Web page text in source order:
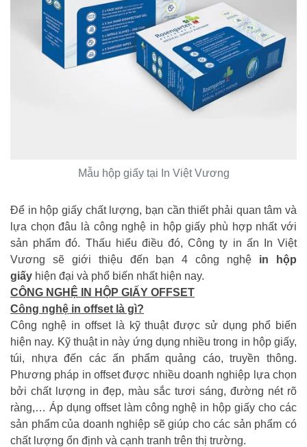
Mẫu hộp giấy tại In Việt Vương
Để in hộp giấy chất lượng, bạn cần thiết phải quan tâm và
lựa chọn đâu là công nghệ in hộp giấy phù hợp nhất với
sản phẩm đó. Thấu hiểu điều đó, Công ty in ấn In Việt
Vương sẽ giới thiệu đến bạn 4 công nghệ in hộp
giấy hiện đại và phổ biến nhất hiện nay.
CÔNG NGHỆ IN HỘP GIẤY OFFSET
Công nghệ in offset là gì?
Công nghệ in offset là kỹ thuật được sử dụng phổ biến
hiện nay. Kỹ thuật in này ứng dụng nhiều trong in hộp giấy,
túi, nhựa đến các ấn phẩm quảng cáo, truyền thông.
Phương pháp in offset được nhiều doanh nghiệp lựa chọn
bởi chất lượng in đẹp, màu sắc tươi sáng, đường nét rõ
ràng,… Áp dụng offset làm công nghệ in hộp giấy cho các
sản phẩm của doanh nghiệp sẽ giúp cho các sản phẩm có
chất lượng ổn định và cạnh tranh trên thị trường.